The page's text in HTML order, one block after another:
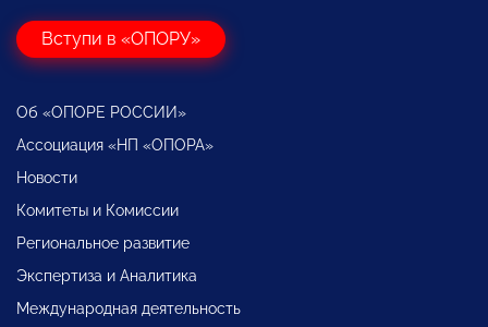
Вступи в «ОПОРУ»
Об «ОПОРЕ РОССИИ»
Ассоциация «НП «ОПОРА»
Новости
Комитеты и Комиссии
Региональное развитие
Экспертиза и Аналитика
Международная деятельность